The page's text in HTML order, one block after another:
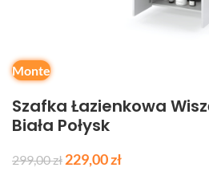
Monte
Szafka Łazienkowa
Biała Połysk
299,00zł 229,00zł